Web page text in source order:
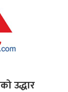
उद्धार